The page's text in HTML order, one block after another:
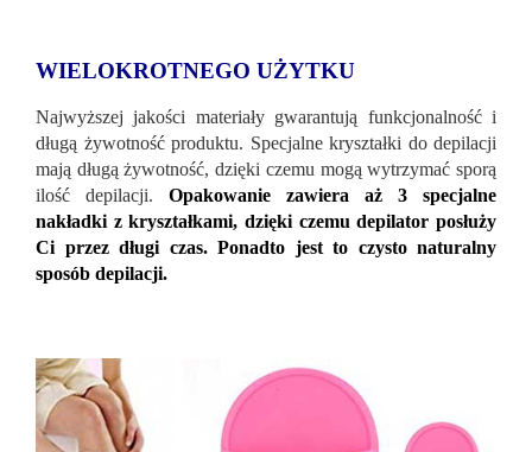
WIELOKROTNEGO UŻYTKU
Najwyższej jakości materiały gwarantują funkcjonalność i
długą żywotność produktu. Specjalne kryształki do depilacji
mają długą żywotność, dzięki czemu mogą wytrzymać sporą
ilość depilacji. Opakowanie zawiera aż 3 specjalne
nakładki z kryształkami, dzięki czemu depilator posłuży
Ci przez długi czas. Ponadto jest to czysto naturalny
sposób depilacji.